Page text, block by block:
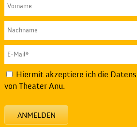
Hiermit akzeptiere ich die
von Theater Anu.
ANMELDEN